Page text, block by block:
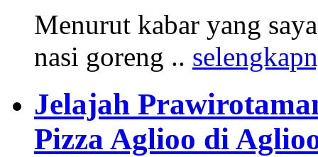
Menurut kabar yang
nasi goreng ..
Jelajah
Pizza Aglioo di